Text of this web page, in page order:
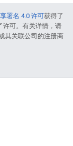
署名 4.0 许可获得了
许可。有关详情，请
其关联公司的注册商